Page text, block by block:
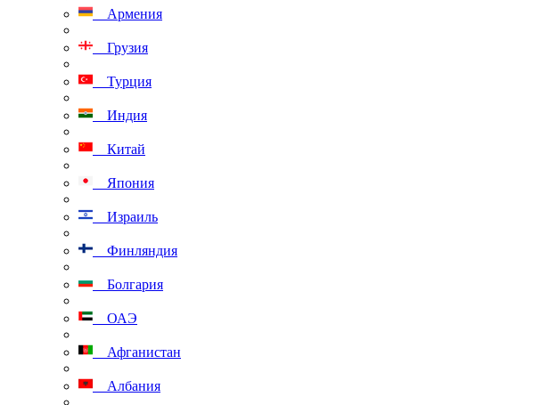
Армения
Грузия
Турция
Индия
Китай
Япония
Израиль
Финляндия
Болгария
ОАЭ
Афганистан
Албания